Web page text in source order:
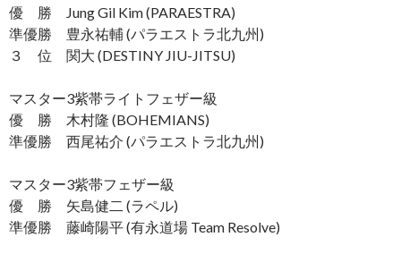
優 勝 Jung Gil Kim (PARAESTRA)
準優勝 豊永祐輔 (パラエストラ北九州)
３ 位 関大 (DESTINY JIU-JITSU)
マスター3紫帯ライトフェザー級
優 勝 木村隆 (BOHEMIANS)
準優勝 西尾祐介 (パラエストラ北九州)
マスター3紫帯フェザー級
優 勝 矢島健二 (ラペル)
準優勝 藤崎陽平 (有永道場 Team Resolve)